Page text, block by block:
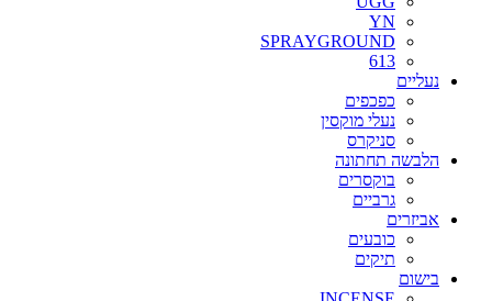
YN
SPRAYGROUND
613
נעליים
כפכפים
נעלי מוקסין
סניקרס
הלבשה תחתונה
בוקסרים
גרביים
אביזרים
כובעים
תיקים
בישום